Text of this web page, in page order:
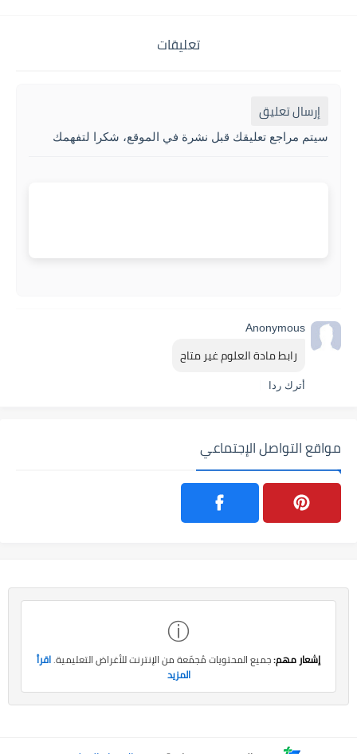
تعليقات
إرسال تعليق
سيتم مراجع تعليقك قبل نشرة في الموقع، شكرا لتفهمك
Anonymous
رابط مادة العلوم غير متاح
أترك ردا
مواقع التواصل الإجتماعي
ⓘ
إشعار مهم:جميع المحتويات مُجمّعة من الإنترنت للأغراض التعليمية.اقرأ
المزيد